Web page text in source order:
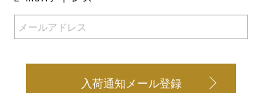
入荷通知メール登録